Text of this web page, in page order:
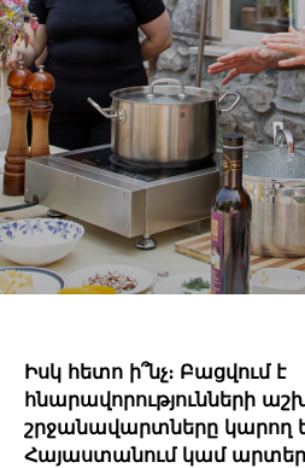
Իսկ հետո ի՞նչ։ Բացվում է
հնարավորությունների
շրջանավարտները կարող
Հայաստանում կամ